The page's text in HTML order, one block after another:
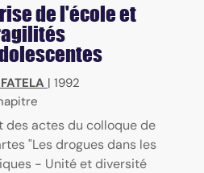
de l'école et
| 1992
des actes du colloque de
"Les drogues dans les
- Unité et diversité